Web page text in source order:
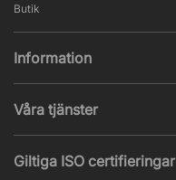
Butik
Information
Försäljningsvillkor
Populära sidor
Våra tjänster
Tysta rum & telefonbås
Giltiga ISO certifieringar